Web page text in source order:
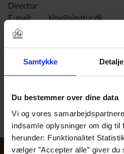
Samtykke
Du bestemmer over dine data
Vi og vores
indsamle oplysninger om dig til
herunder: Funktionalitet
vælger ”Accepter alle” giver
Director
E-mail:
kisv@sinatur.dk
Phone:
Skarrildhus
& Konference
Sdr. Ommevej 4, Skarrild
Tel.: +45 9719 6233
E-mail:skarrildhus@sinatur.dk